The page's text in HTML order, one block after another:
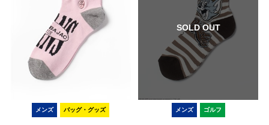
メンズ バッグ・グッズ
SOLD OUT
メンズ ゴルフ